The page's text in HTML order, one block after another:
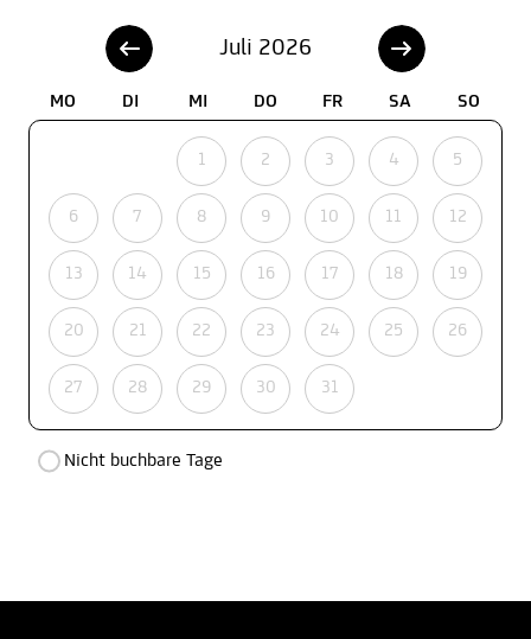
Juli 2026
MO DI MI DO FR SA SO
1 2 3 4 5
6 7 8 9 10 11 12
13 14 15 16 17 18 19
20 21 22 23 24 25 26
27 28 29 30 31
Nicht buchbare Tage